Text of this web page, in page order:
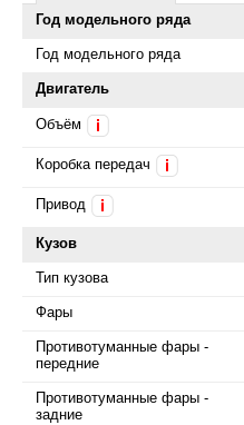
Год модельного ряда
Год модельного ряда
Двигатель
Объём
Коробка передач
Привод
Кузов
Тип кузова
Фары
Противотуманные фары -
передние
Противотуманные фары -
задние